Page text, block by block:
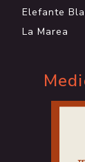
Elefante
La Marea